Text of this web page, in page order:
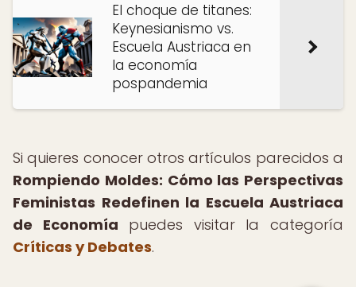
El choque de titanes:
Keynesianismo vs.
Escuela Austriaca en
la economía
pospandemia
Si quieres conocer otros artículos parecidos a
Rompiendo Moldes: Cómo las Perspectivas
Feministas Redefinen la Escuela Austriaca
de Economía puedes visitar la categoría
Críticas y Debates.